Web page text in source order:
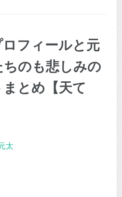
フィールと元
のも悲しみの
とめ【天て